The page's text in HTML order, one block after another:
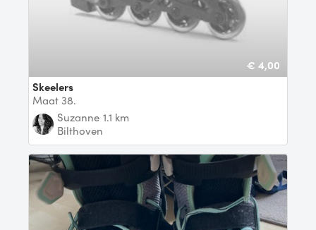
€ 4,00
Skeelers
Maat 38.
Suzanne 1.1 km
Bilthoven